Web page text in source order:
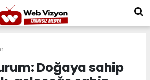
Doğaya sahip